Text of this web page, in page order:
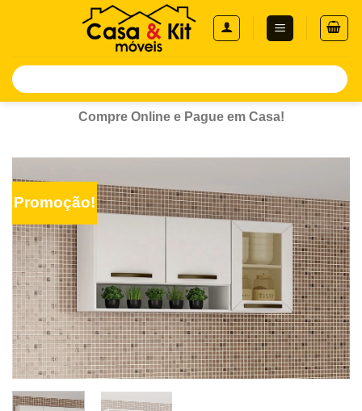
Pesquisar
por:
Compre Online e Pague em Casa!
Promoção!